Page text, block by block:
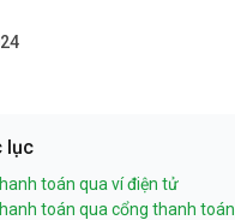
lục
toán qua ví điện tử
toán qua cổng thanh toán